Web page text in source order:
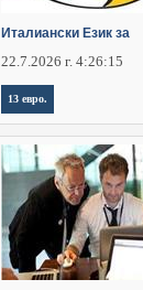
Италиански Език за
22.7.2026 г. 4:26:15
13 евро.